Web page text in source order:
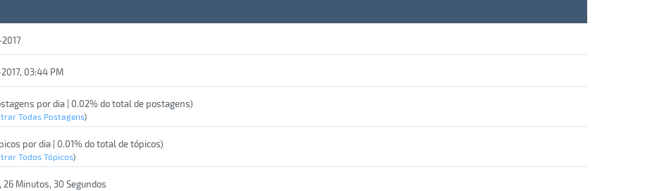
03:44 PM
por dia | 0.02% do total de postagens)
Todas Postagens)
por dia | 0.01% do total de tópicos)
Todos Tópicos)
26 Minutos, 30 Segundos